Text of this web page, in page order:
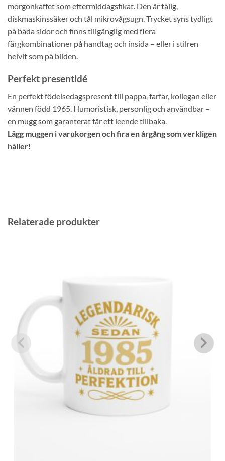
morgonkaffet som eftermiddagsfikat. Den är tålig,
diskmaskinssäker och tål mikrovågsugn. Trycket syns tydligt
på båda sidor och finns tillgänglig med flera
färgkombinationer på handtag och insida – eller i stilren
helvit som på bilden.
Perfekt presentidé
En perfekt födelsedagspresent till pappa, farfar, kollegan eller
vännen född 1965. Humoristisk, personlig och användbar –
en mugg som garanterat får ett leende tillbaka.
Lägg muggen i varukorgen och fira en årgång som verkligen
håller!
Relaterade produkter